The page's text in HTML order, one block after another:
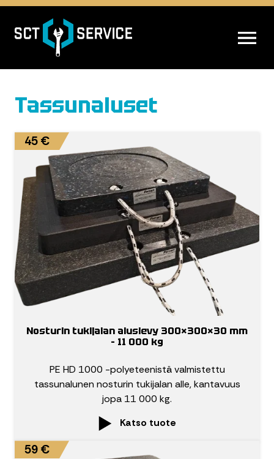
Tassunaluset
45 €
Nosturin tukijalan aluslevy 300×300×30 mm
– 11 000 kg
PE HD 1000 -polyeteenistä valmistettu
tassunalunen nosturin tukijalan alle, kantavuus
jopa 11 000 kg.
Katso tuote
59 €